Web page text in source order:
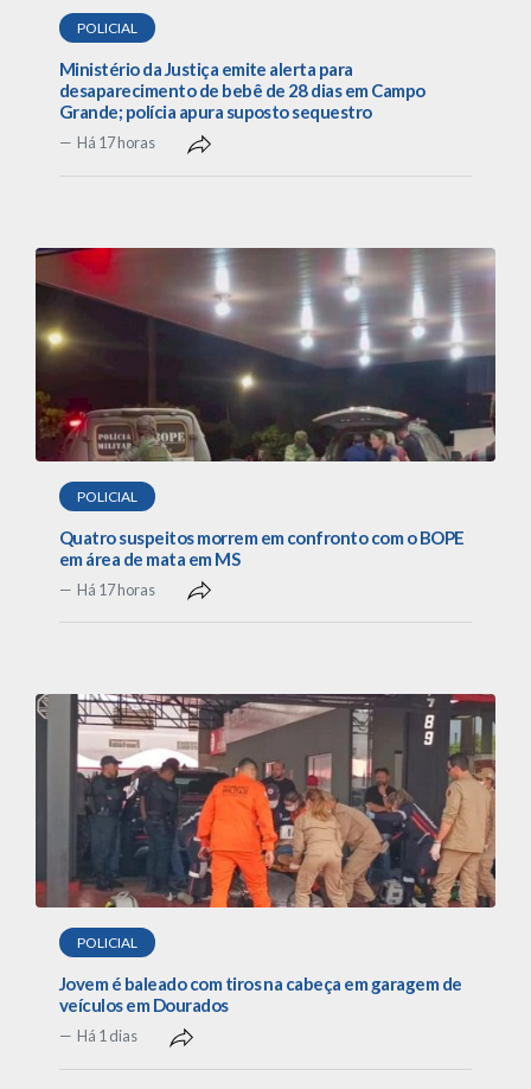
POLICIAL
Ministério da Justiça emite alerta para
desaparecimento de bebê de 28 dias em Campo
Grande; polícia apura suposto sequestro
Há 17 horas
POLICIAL
Quatro suspeitos morrem em confronto com o BOPE
em área de mata em MS
Há 17 horas
POLICIAL
Jovem é baleado com tiros na cabeça em garagem de
veículos em Dourados
Há 1 dias